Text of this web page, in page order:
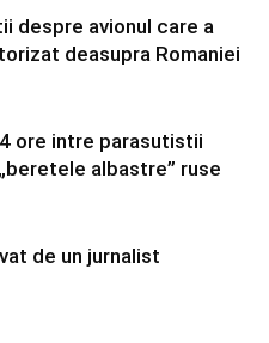
despre avionul care a
deasupra Romaniei
ore intre parasutistii
albastre” ruse
de un jurnalist